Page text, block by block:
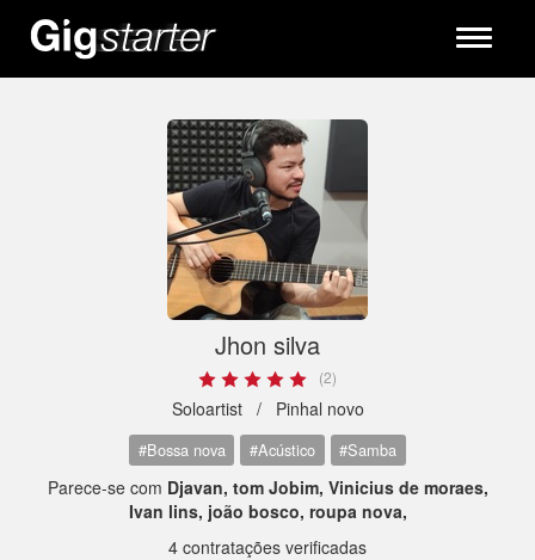
Toggle
Jhon silva
(2)
Soloartist / Pinhal novo
#Bossa nova #Acústico #Samba
Parece-se com Djavan, tom Jobim, Vinicius de moraes,
Ivan lins, joão bosco, roupa nova,
4 contratações verificadas